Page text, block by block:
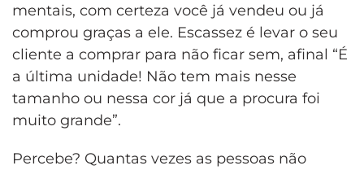
mentais, com certeza você já vendeu ou já
comprou graças a ele. Escassez é levar o seu
cliente a comprar para não ficar sem, afinal “É
a última unidade! Não tem mais nesse
tamanho ou nessa cor já que a procura foi
muito grande”.
Percebe? Quantas vezes as pessoas não